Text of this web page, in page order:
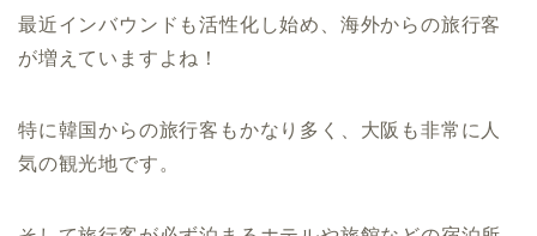
最近インバウンドも活性化し始め、海外からの旅行客
が増えていますよね！
特に韓国からの旅行客もかなり多く、大阪も非常に人
気の観光地です。